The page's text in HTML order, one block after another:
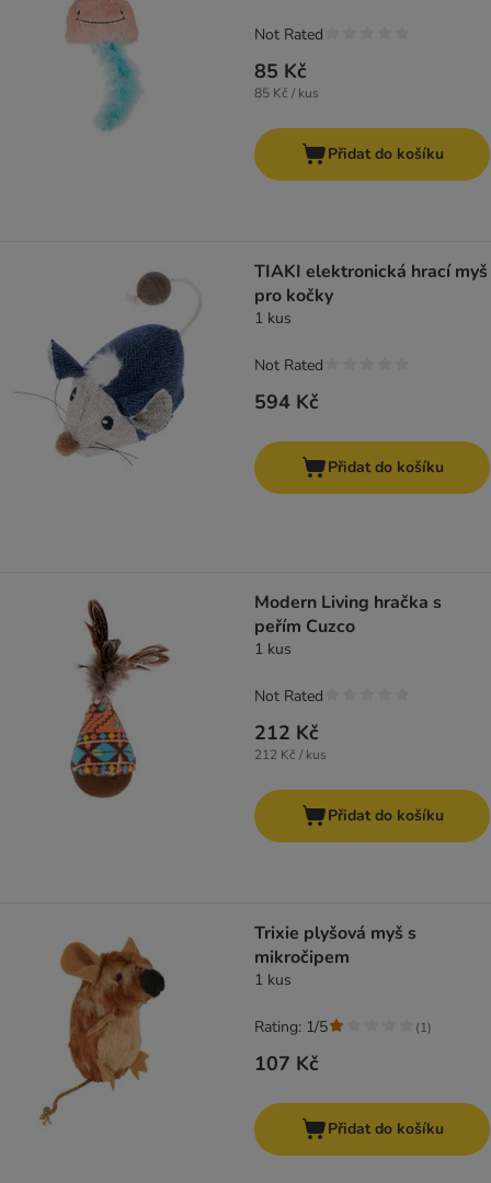
85 Kč
85 Kč / kus
Not Rated
Přidat do košíku
TIAKI elektronická hrací myš
pro kočky
1 kus
594 Kč
Not Rated
Přidat do košíku
Modern Living hračka s
peřím Cuzco
1 kus
212 Kč
212 Kč / kus
Not Rated
Přidat do košíku
Trixie plyšová myš s
mikročipem
1 kus
107 Kč
Rating: 1/5 (1)
Přidat do košíku